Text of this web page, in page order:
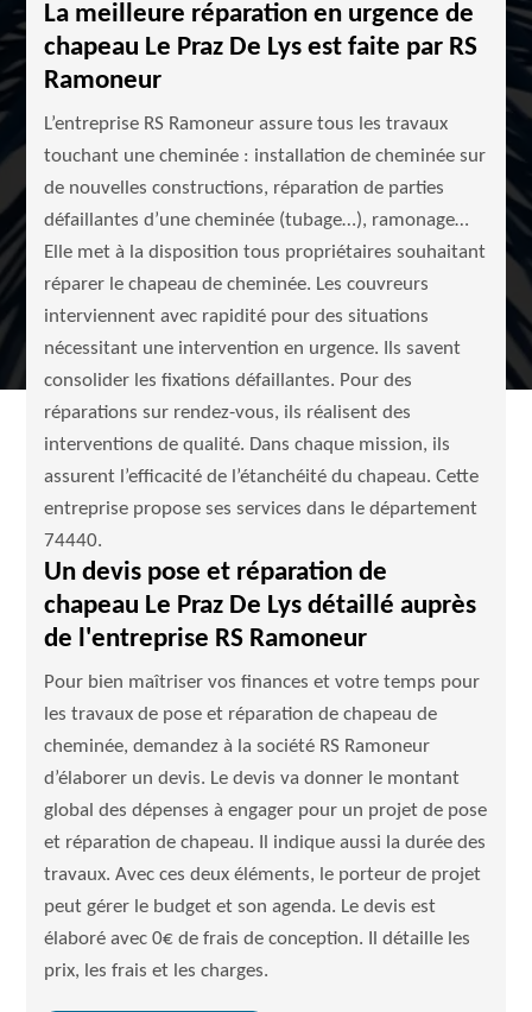
La meilleure réparation en urgence de
chapeau Le Praz De Lys est faite par RS
Ramoneur
L’entreprise RS Ramoneur assure tous les travaux
touchant une cheminée : installation de cheminée sur
de nouvelles constructions, réparation de parties
défaillantes d’une cheminée (tubage…), ramonage…
Elle met à la disposition tous propriétaires souhaitant
réparer le chapeau de cheminée. Les couvreurs
interviennent avec rapidité pour des situations
nécessitant une intervention en urgence. Ils savent
consolider les fixations défaillantes. Pour des
réparations sur rendez-vous, ils réalisent des
interventions de qualité. Dans chaque mission, ils
assurent l’efficacité de l’étanchéité du chapeau. Cette
entreprise propose ses services dans le département
74440.
Un devis pose et réparation de
chapeau Le Praz De Lys détaillé auprès
de l'entreprise RS Ramoneur
Pour bien maîtriser vos finances et votre temps pour
les travaux de pose et réparation de chapeau de
cheminée, demandez à la société RS Ramoneur
d’élaborer un devis. Le devis va donner le montant
global des dépenses à engager pour un projet de pose
et réparation de chapeau. Il indique aussi la durée des
travaux. Avec ces deux éléments, le porteur de projet
peut gérer le budget et son agenda. Le devis est
élaboré avec 0€ de frais de conception. Il détaille les
prix, les frais et les charges.